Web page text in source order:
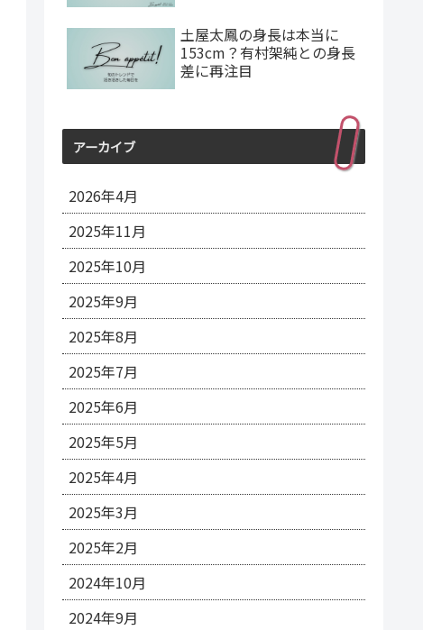
土屋太鳳の身長は本当に
153cm？有村架純との身長
差に再注目
アーカイブ
2026年4月
2025年11月
2025年10月
2025年9月
2025年8月
2025年7月
2025年6月
2025年5月
2025年4月
2025年3月
2025年2月
2024年10月
2024年9月